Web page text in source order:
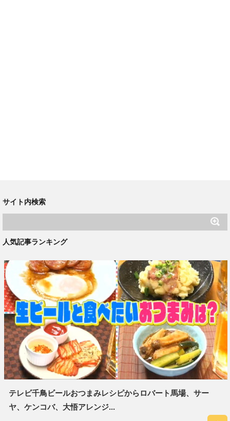
サイト内検索
人気記事ランキング
テレビ千鳥ビールおつまみレシピからロバート馬場、サー
ヤ、ケンコバ、大悟アレンジ...